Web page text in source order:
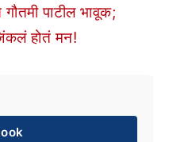
पाटील भावूक;
जिंकलं होतं मन!